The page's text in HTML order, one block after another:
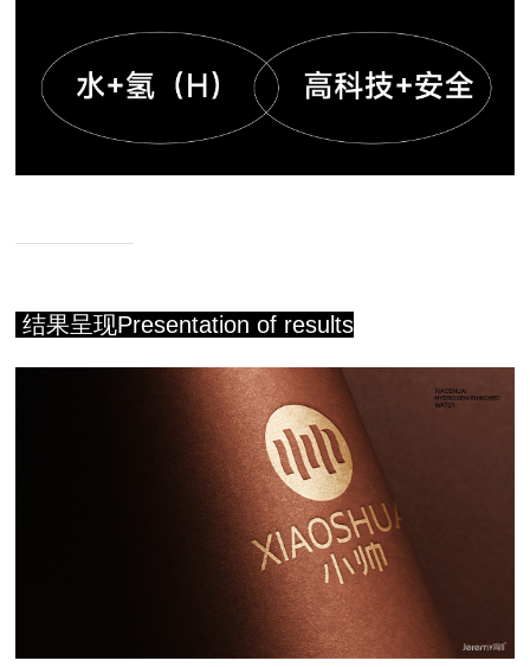
结果呈现Presentation of results